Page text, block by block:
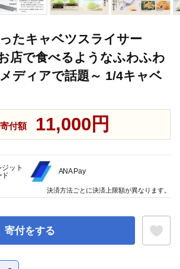
たキャベツスライサー
店で食べるようなふわふわ
ディアで話題～ 1/4キャベ
寄付額 11,000円
寄付をする
ジット
ド
ANA Pay
決済方法ごとに決済上限額が異なります。